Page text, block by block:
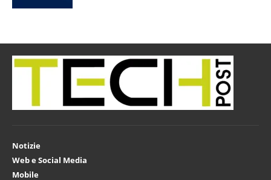
Notizie
Web e Social Media
Mobile